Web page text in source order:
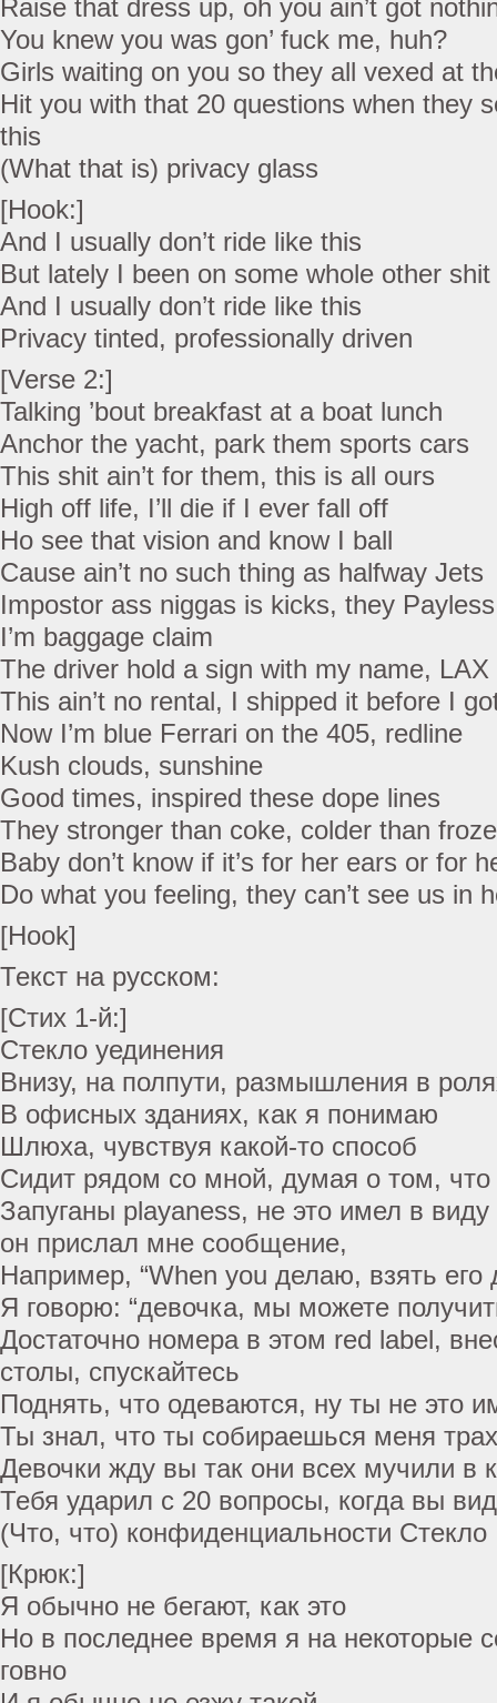
Raise that dress up, oh you ain’t got
You knew you was gon’ fuck me, huh?
Girls waiting on you so they all vexed at
Hit you with that 20 questions when they
this
(What that is) privacy glass
[Hook:]
And I usually don’t ride like this
But lately I been on some whole other shit
And I usually don’t ride like this
Privacy tinted, professionally driven
[Verse 2:]
Talking ’bout breakfast at a boat lunch
Anchor the yacht, park them sports cars
This shit ain’t for them, this is all ours
High off life, I’ll die if I ever fall off
Ho see that vision and know I ball
Cause ain’t no such thing as halfway Jets
Impostor ass niggas is kicks, they Payless
I’m baggage claim
The driver hold a sign with my name, LAX
This ain’t no rental, I shipped it before I
Now I’m blue Ferrari on the 405, redline
Kush clouds, sunshine
Good times, inspired these dope lines
They stronger than coke, colder than froze
Baby don’t know if it’s for her ears or for
Do what you feeling, they can’t see us in
[Hook]
Текст на русском:
[Стих 1-й:]
Стекло уединения
Внизу, на полпути, размышления в
В офисных зданиях, как я понимаю
Шлюха, чувствуя какой-то способ
Сидит рядом со мной, думая о том,
Запуганы playaness, не это имел в виду
он прислал мне сообщение,
Например, “When you делаю, взять его
Я говорю: “девочка, мы можете
Достаточно номера в этом red label,
столы, спускайтесь
Поднять, что одеваются, ну ты не это
Ты знал, что ты собираешься меня
Девочки жду вы так они всех мучили в
Тебя ударил с 20 вопросы, когда вы
(Что, что) конфиденциальности Стекло
[Крюк:]
Я обычно не бегают, как это
Но в последнее время я на некоторые
говно